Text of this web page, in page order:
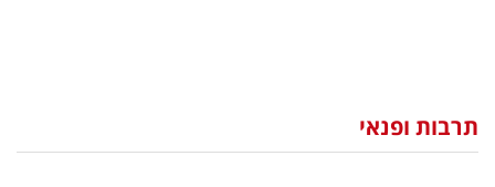
וצרכנות
תרבות ופנאי